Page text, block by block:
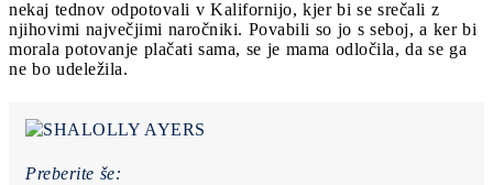
nekaj tednov odpotovali v Kalifornijo, kjer bi se srečali z
njihovimi največjimi naročniki. Povabili so jo s seboj, a ker bi
morala potovanje plačati sama, se je mama odločila, da se ga
ne bo udeležila.
Preberite še: